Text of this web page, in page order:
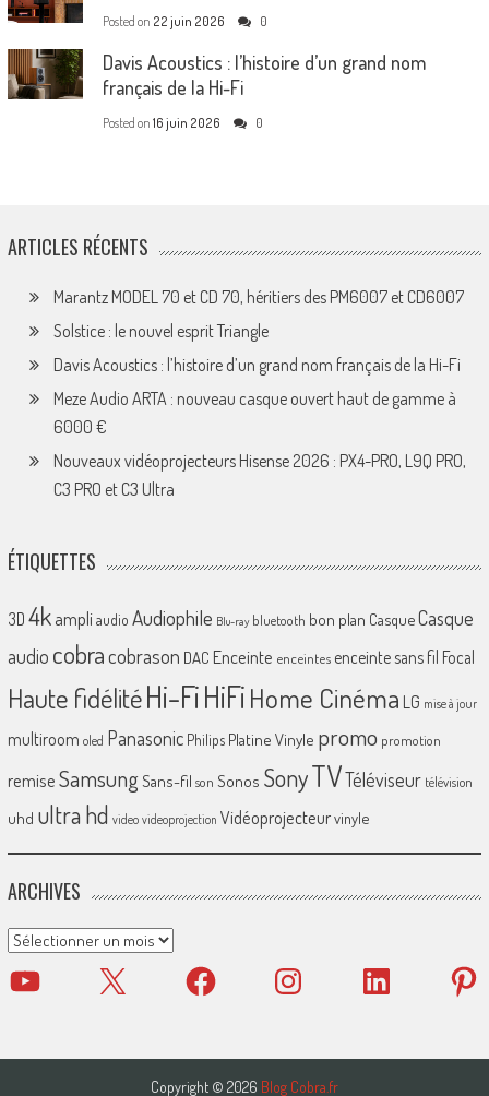
Posted on 22 juin 2026 0
Davis Acoustics : l’histoire d’un grand nom
français de la Hi-Fi
Posted on 16 juin 2026 0
ARTICLES RÉCENTS
Marantz MODEL 70 et CD 70, héritiers des PM6007 et CD6007
Solstice : le nouvel esprit Triangle
Davis Acoustics : l’histoire d’un grand nom français de la Hi-Fi
Meze Audio ARTA : nouveau casque ouvert haut de gamme à
6000 €
Nouveaux vidéoprojecteurs Hisense 2026 : PX4-PRO, L9Q PRO,
C3 PRO et C3 Ultra
ÉTIQUETTES
3D 4k ampliaudio Audiophile Blu-ray bluetooth bon plan CasqueCasque
audio cobracobrason DAC Enceinte enceintes enceinte sans fil Focal
Haute fidélitéHi-FiHiFiHome Cinéma LG mise à jour
multiroom oled Panasonic Philips Platine Vinyle promo promotion
remiseSamsungSans-fil son Sonos SonyTVTéléviseur télévision
uhd ultra hd video videoprojection Vidéoprojecteurvinyle
ARCHIVES
Archives
YouTube X Facebook Instagram LinkedIn
Copyright © 2026 Blog Cobra.fr